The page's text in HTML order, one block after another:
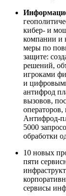
кибер- и
компании и
меры по
защите:
решений,
игроками
и
антифрод
вызовов,
Антифрод-
5000
обработки
10 новых
пяти
сервисы